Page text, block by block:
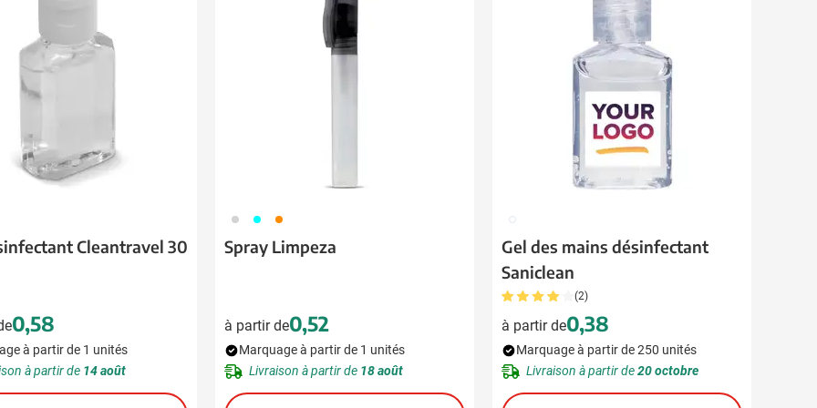
la catégorie Boissons
pour la catégorie Alimentation & boissons
la catégorie Maison & bien-être
pour la catégorie Outillage & lampes
la catégorie Sécurité
pour la catégorie Inspiration
pour la catégorie Promotions & coup de cœur
Cleantravel 30
0,58
à partir de 1 unités
à partir de 14 août
970 533 350
Spray Limpeza
à partir de0,52
Marquage à partir de 1 unités
Livraison à partir de 18 août
021
Gel des mains désinfectant
Saniclean
(2)
à partir de0,38
Marquage à partir de 250 unités
Livraison à partir de20 octobre